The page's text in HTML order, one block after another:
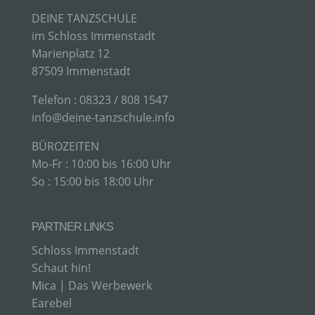
DEINE TANZSCHULE
im Schloss Immenstadt
Marienplatz 12
87509 Immenstadt
​Telefon : 08323 / 808 1547
info@deine-tanzschule.info
BÜROZEITEN
Mo-Fr : 10:00 bis 16:00 Uhr
So : 15:00 bis 18:00 Uhr
PARTNER LINKS
Schloss Immenstadt
Schaut hin!
Mica | Das Werbewerk
Earebel
Steffen Braun
Marienplatz 12
87509 Immenstadt
Deutschland
4983238081547
E-Mail: info@deine-tanzschule.info
COOKIES / SESSIONSTORAGE / LOCALSTORAGE
Die Internetseiten verwenden teilweise so
SessionStorage. Dies dient dazu, unser Angebot
nutzerfreundlicher, effektiver und sicherer zu
eine Technologie, mit welcher ihr Browser Daten
auf Ihrem Computer oder mobilen Gerät